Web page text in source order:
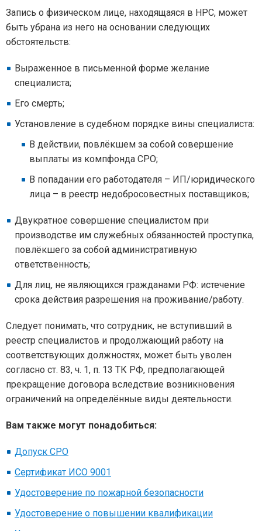
Запись о физическом лице, находящаяся в НРС, может
быть убрана из него на основании следующих
обстоятельств:
Выраженное в письменной форме желание
специалиста;
Его смерть;
Установление в судебном порядке вины специалиста:
В действии, повлёкшем за собой совершение
выплаты из компфонда СРО;
В попадании его работодателя – ИП/юридического
лица – в реестр недобросовестных поставщиков;
Двукратное совершение специалистом при
производстве им служебных обязанностей проступка,
повлёкшего за собой административную
ответственность;
Для лиц, не являющихся гражданами РФ: истечение
срока действия разрешения на проживание/работу.
Следует понимать, что сотрудник, не вступивший в
реестр специалистов и продолжающий работу на
соответствующих должностях, может быть уволен
согласно ст. 83, ч. 1, п. 13 ТК РФ, предполагающей
прекращение договора вследствие возникновения
ограничений на определённые виды деятельности.
Вам также могут понадобиться:
Допуск СРО
Сертификат ИСО 9001
Удостоверение по пожарной безопасности
Удостоверение о повышении квалификации